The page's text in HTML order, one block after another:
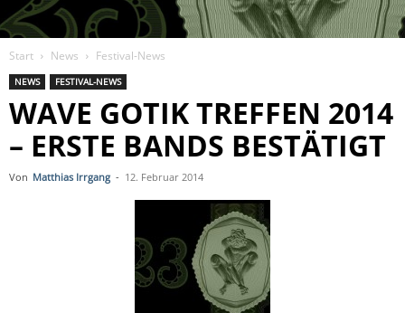
Start News Festival-News
NEWS FESTIVAL-NEWS
WAVE GOTIK TREFFEN 2014
– ERSTE BANDS BESTÄTIGT
Von Matthias Irrgang - 12. Februar 2014